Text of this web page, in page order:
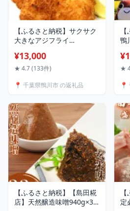
【ふるさと納税】サクサク
大きなアジフライ
ライ 揚げ物 おかず 中食 弁
当 食卓 簡単 時短 サクサク
イ 渡辺冷食 雪月花 [0013-
¥13,000
★ 4.7 (133件)
📍 千葉県鴨川市 の返礼品
鴨
相
★
📍
【ふるさと納税】【島田糀
店】天然醸造味噌940g×3
定